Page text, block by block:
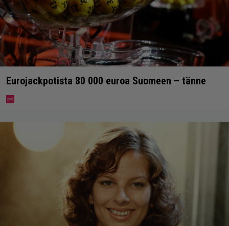
Eurojackpotista 80 000 euroa Suomeen – tänne